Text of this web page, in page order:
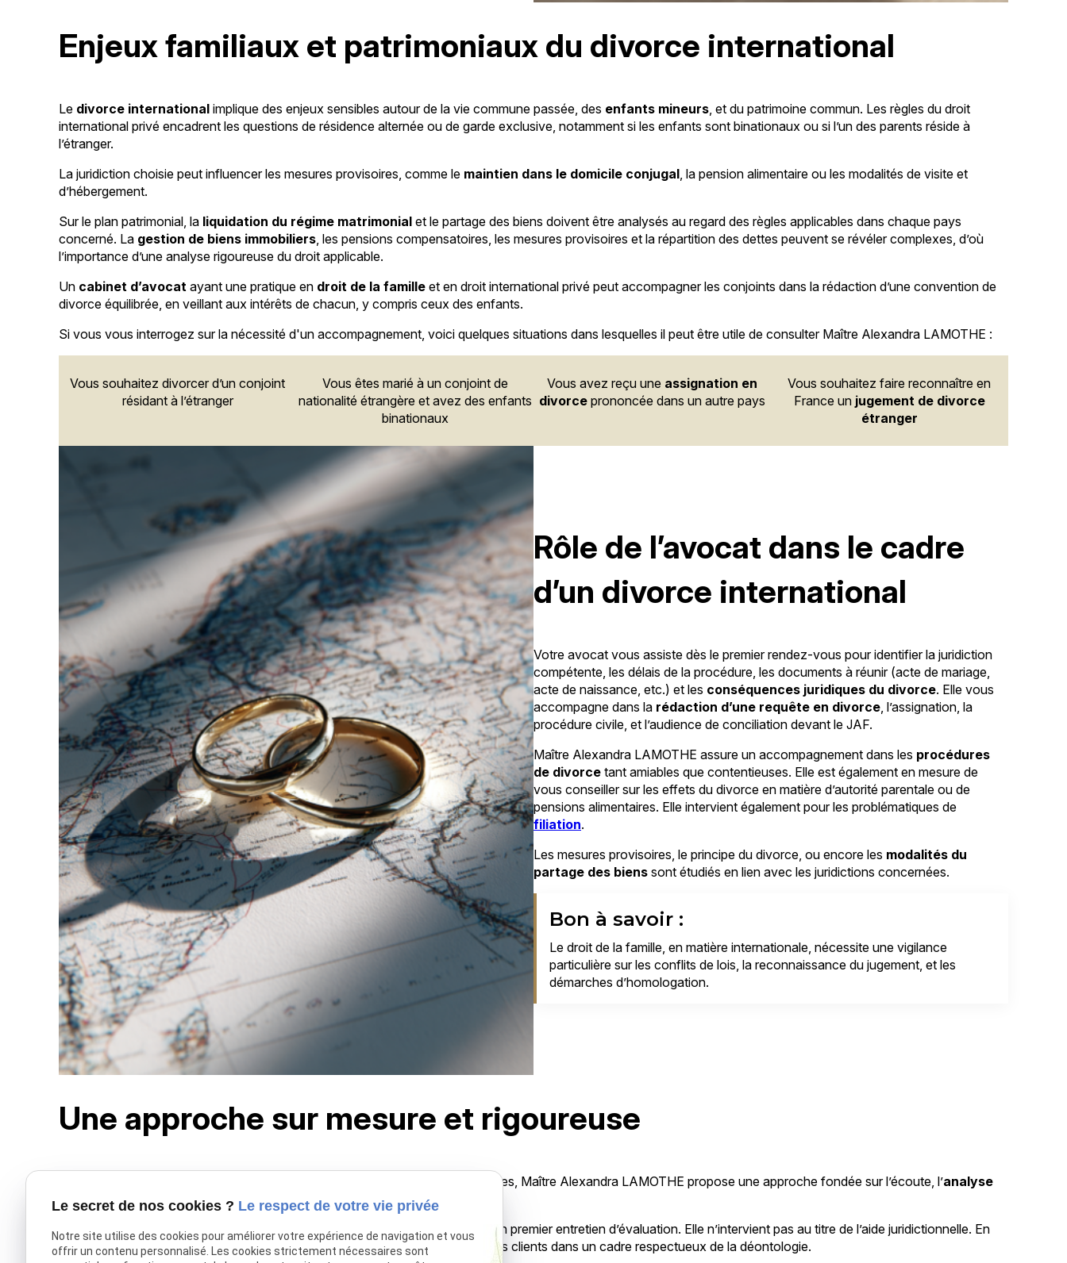
Enjeux familiaux et patrimoniaux du divorce international
Le divorce internationalimplique des enjeux sensibles autour de la vie commune passée, des enfants mineurs , et du patrimoine commun. Les règles du droit
international privé encadrent les questions de résidence alternée ou de garde exclusive, notamment si les enfants sont binationaux ou si l’un des parents réside à
l’étranger.
La juridiction choisie peut influencer les mesures provisoires, comme le maintien dans le domicile conjugal , la pension alimentaire ou les modalités de visite et
d’hébergement.
Sur le plan patrimonial, la liquidation du régime matrimonial et le partage des biens doivent être analysés au regard des règles applicables dans chaque pays
concerné. La gestion de biens immobiliers , les pensions compensatoires, les mesures provisoires et la répartition des dettes peuvent se révéler complexes, d’où
l’importance d’une analyse rigoureuse du droit applicable.
Un cabinet d’avocatayant une pratique en droit de la famille et en droit international privé peut accompagner les conjoints dans la rédaction d’une convention de
divorce équilibrée, en veillant aux intérêts de chacun, y compris ceux des enfants.
Si vous vous interrogez sur la nécessité d'un accompagnement, voici quelques situations dans lesquelles il peut être utile de consulter Maître Alexandra LAMOTHE :
Vous souhaitez divorcer d’un conjoint
résidant à l’étranger
Vous êtes marié à un conjoint de
nationalité étrangère et avez des enfants
binationaux
Vous avez reçu une assignation en
divorce prononcée dans un autre pays
Vous souhaitez faire reconnaître en
France un jugement de divorce
étranger
Rôle de l’avocat dans le cadre
d’un divorce international
Votre avocat vous assiste dès le premier rendez-vous pour identifier la juridiction
compétente, les délais de la procédure, les documents à réunir (acte de mariage,
acte de naissance, etc.) et les conséquences juridiques du divorce. Elle vous
accompagne dans la rédaction d’une requête en divorce, l’assignation, la
procédure civile, et l’audience de conciliation devant le JAF.
Maître Alexandra LAMOTHE assure un accompagnement dans les procédures
de divorce tant amiables que contentieuses. Elle est également en mesure de
vous conseiller sur les effets du divorce en matière d’autorité parentale ou de
pensions alimentaires. Elle intervient également pour les problématiques de
filiation.
Les mesures provisoires, le principe du divorce, ou encore les modalités du
partage des biens sont étudiés en lien avec les juridictions concernées.
Bon à savoir :
Le droit de la famille, en matière internationale, nécessite une vigilance
particulière sur les conflits de lois, la reconnaissance du jugement, et les
démarches d’homologation.
Une approche sur mesure et rigoureuse
, mais aussi à Melun, Ris-Orangis ou Corbeil-Essonnes, Maître Alexandra LAMOTHE propose une approche fondée sur l’écoute, l’analyse
des documents juridiques
, et la stratégie procédurale.
Dans 90 % des cas, ses honoraires sont définis sous forme de forfait après un premier entretien d’évaluation. Elle n’intervient pas au titre de l’aide juridictionnelle. En
tant qu’avocat en droit de la famille, elle s’attache à défendre les intérêts de ses clients dans un cadre respectueux de la déontologie.
Le secret de nos cookies ? Le respect de votre vie privée
Notre site utilise des cookies pour améliorer votre expérience de navigation et vous
offrir un contenu personnalisé. Les cookies strictement nécessaires sont